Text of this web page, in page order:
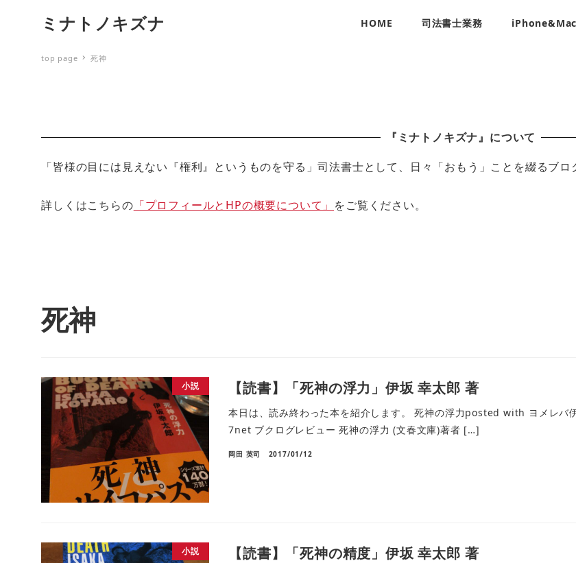
ミナトノキズナ HOME 司法書士業務 iPhone&Mac
top page 死神
『ミナトノキズナ』について
「皆様の目には見えない『権利』というものを守る」司法書士として、日々「おもう」ことを綴るブロ
詳しくはこちらの 「プロフィールとHPの概要について」 をご覧ください。
死神
小説 【読書】「死神の浮力」伊坂 幸太郎 著
本日は、読み終わった本を紹介します。 死神の浮力posted with ヨメレ
7net ブクログレビュー 死神の浮力 (文春文庫)著者 […]
岡田 英司 2017/01/12
小説 【読書】「死神の精度」伊坂 幸太郎 著